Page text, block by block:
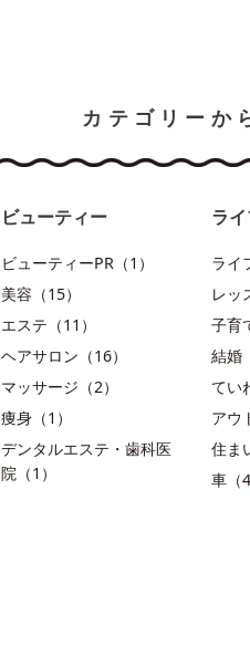
カテゴリーか
ビューティー
ビューティーPR（1）
美容（15）
エステ（11）
ヘアサロン（16）
マッサージ（2）
痩身（1）
デンタルエステ・歯科医
院（1）
ラ
ライ
レッ
子育
結婚
てい
アウ
住ま
車（